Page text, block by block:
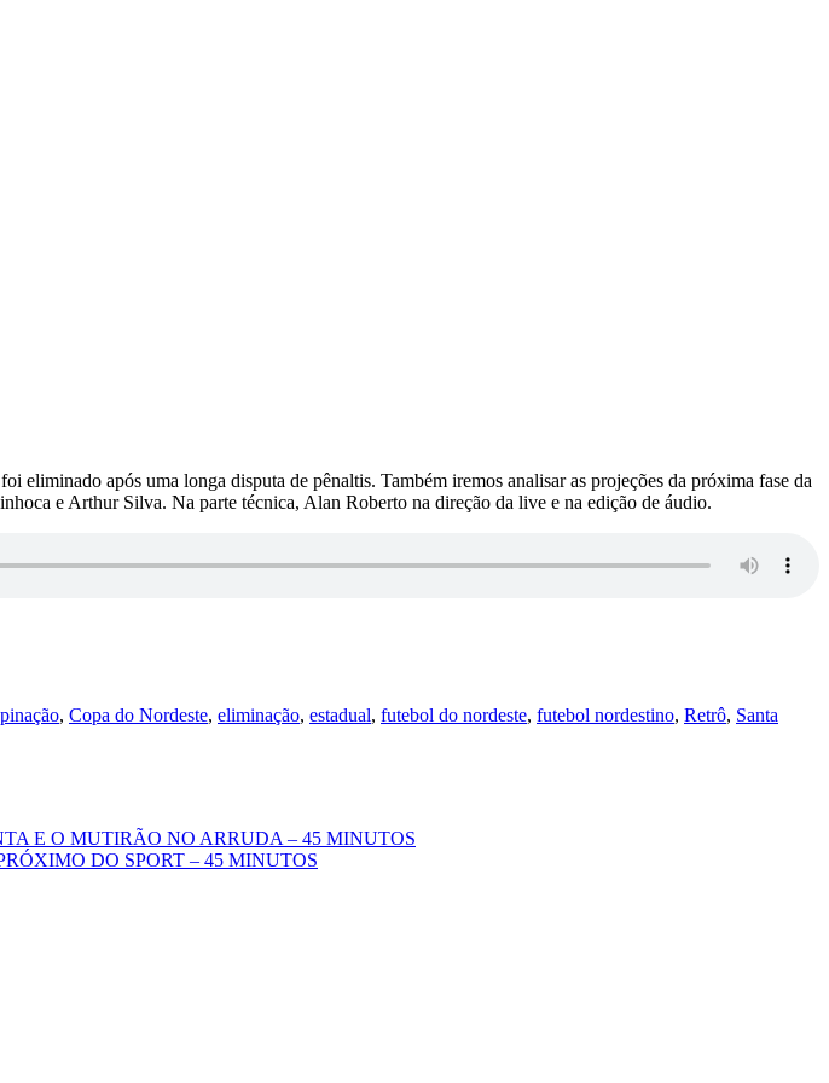
após uma longa disputa de pênaltis. Também iremos analisar as projeções da próxima fase da
e Arthur Silva. Na parte técnica, Alan Roberto na direção da live e na edição de áudio.
, Copa do Nordeste, eliminação, estadual, futebol do nordeste, futebol nordestino, Retrô, Santa
E O MUTIRÃO NO ARRUDA – 45 MINUTOS
DO SPORT – 45 MINUTOS